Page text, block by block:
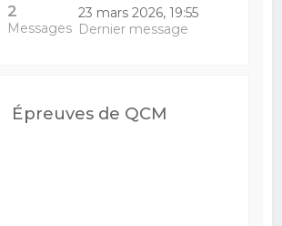
2
Messages
23 mars 2026, 19:55
Dernier message
Épreuves de QCM